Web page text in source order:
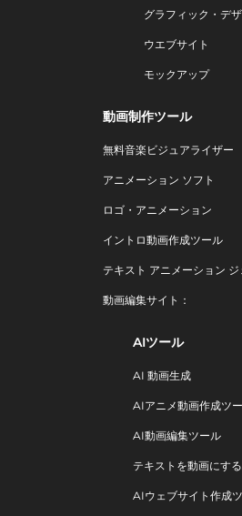
グラフィック・デ
ウエブサイト
モックアップ
動画制作ツール
無料音楽ビジュアライザー
アニメーション ソフト
ロゴ・アニメーション
イントロ動画作成ツール
テキスト アニメーション
動画編集サイト：
AIツール
AI 動画生成
AIアニメ動画作成ツ
AI動画編集ツール
テキストを動画にす
AIウェブサイト作成ツ